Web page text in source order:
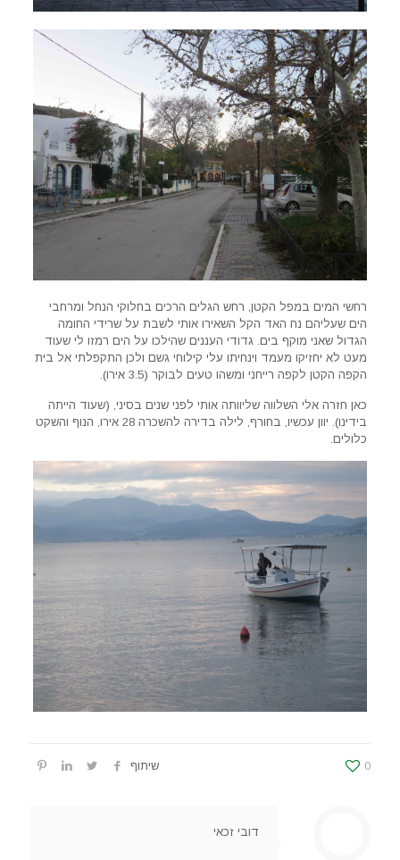
רחשי המים במפל הקטן, רחש הגלים הרכים בחלוקי הנחל ומרחבי
הים שעליהם נח האד הקל השאירו אותי לשבת על שרידי החומה
הגדול שאני מוקף בים. גדודי העננים שהילכו על הים רמזו לי שעוד
מעט לא יחזיקו מעמד וינחיתו עלי קילוחי גשם ולכן התקפלתי אל בית
הקפה הקטן לקפה רייחני ומשהו טעים לבוקר (3.5 אירו).
כאן חזרה אלי השלווה שליוותה אותי לפני שנים בסיני, (שעוד הייתה
בידינו). יוון עכשיו, בחורף, לילה בדירה להשכרה 28 אירו, הנוף והשקט
כלולים.
שיתוף 0
דובי זכאי